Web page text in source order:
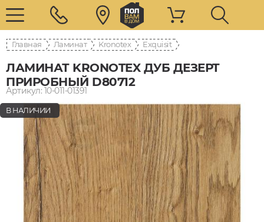
Главная Ламинат Kronotex Exquisit
ЛАМИНАТ KRONOTEX ДУБ ДЕЗЕРТ
ПРИРОБНЫЙ D80712
Артикул: 10-011-01391
В НАЛИЧИИ